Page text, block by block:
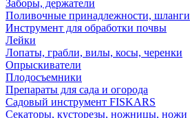
Заборы, держатели
Поливочные принадлежности, шланги
Инструмент для обработки почвы
Лейки
Лопаты, грабли, вилы, косы, черенки
Опрыскиватели
Плодосъемники
Препараты для сада и огорода
Садовый инструмент FISKARS
Секаторы, кусторезы, ножницы, ножи